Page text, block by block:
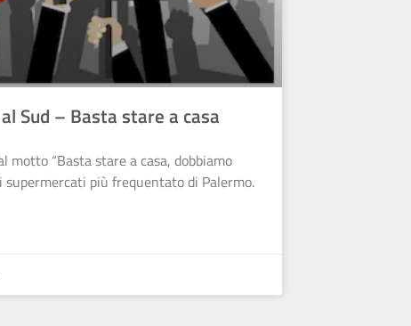
Sud – Basta stare a casa
motto “Basta stare a casa, dobbiamo
supermercati più frequentato di Palermo.